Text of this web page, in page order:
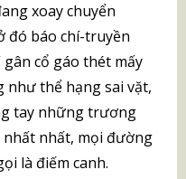
xoay chuyển
đó báo chí-truyền
cổ gáo thét mấy
thể hạng sai vặt,
tay những trương
nhất nhất, mọi đường
là điếm canh.